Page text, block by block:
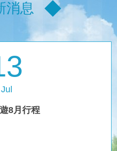
消息
Jul
8月行程